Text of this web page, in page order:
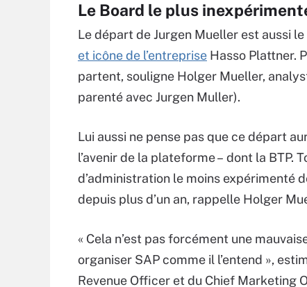
Le Board le plus
Le départ de Jurgen Mueller est aussi
et icône de l’entreprise Hasso Plattner.
partent, souligne Holger Mueller,
parenté avec Jurgen Muller).
Lui aussi ne pense pas que ce départ
l’avenir de la plateforme – dont la BTP.
d’administration le moins expérimenté
depuis plus d’un an, rappelle Holger
« Cela n’est pas forcément une
organiser SAP comme il l’entend »,
Revenue Officer et du Chief Marketing